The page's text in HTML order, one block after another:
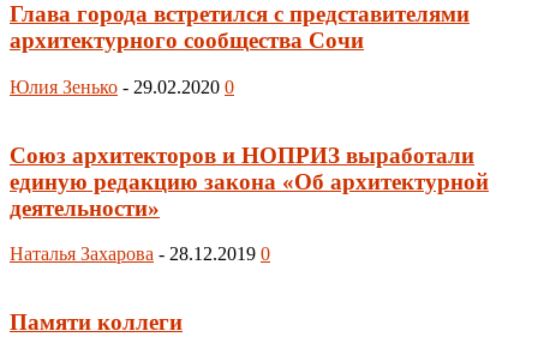
Глава города встретился с представителями
архитектурного сообщества Сочи
Юлия Зенько - 29.02.2020 0
Союз архитекторов и НОПРИЗ выработали
единую редакцию закона «Об архитектурной
деятельности»
Наталья Захарова - 28.12.2019 0
Памяти коллеги